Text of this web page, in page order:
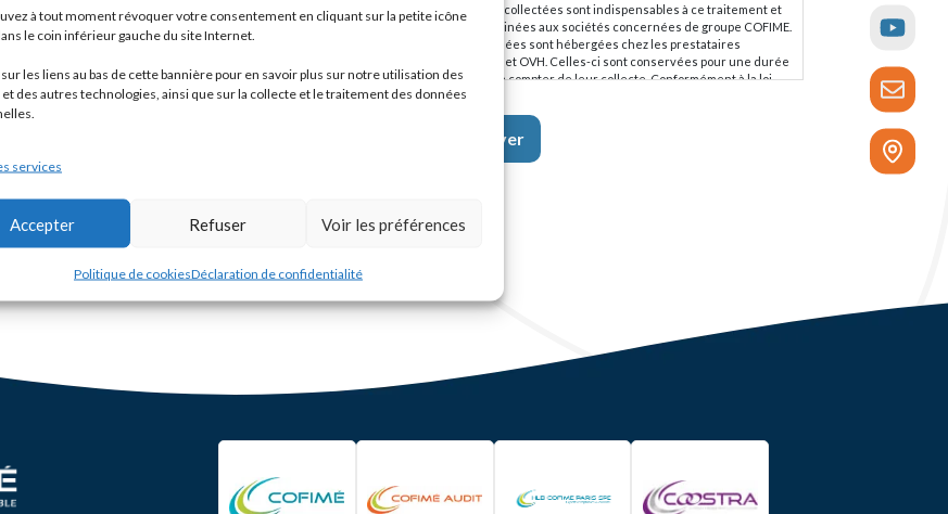
à tout moment révoquer votre consentement en cliquant sur la petite icône
le coin inférieur gauche du site Internet.
les liens au bas de cette bannière pour en savoir plus sur notre utilisation des
des autres technologies, ainsi que sur la collecte et le traitement des données
services
Accepter Refuser Voir les préférences
Politique de cookiesDéclaration de confidentialité
données collectées sont indispensables à ce traitement et
sont destinées aux sociétés concernées de groupe COFIME.
Ces données sont hébergées chez les prestataires
ARTECAL et OVH. Celles-ci sont conservées pour une durée
de 2 ans à compter de leur collecte. Conformément à la loi
informatique et liberté n° 78-17 du 6 janvier 1978 relative à
l’informatique, aux fichiers et libertés modifiée et au
règlement (UE) 2016/679 du parlement européen et du
conseil du 27 avril 2016 nous vous rappelons que vous
disposez d’un droit à la portabilité de vos données, de droits
personnelles après votre mort sous réserve des
suffit d’adresser un email à : rgpd@hlb-groupecofime.com ou
COFIME, Délégué à la protection des données : Laurent
Pavolini, 5 rue Bertrand Monnet, CS 10034 – 68025 COLMAR
Cedex